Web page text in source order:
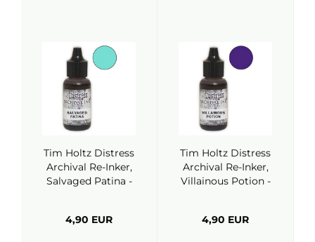
Tim Holtz Distress
Archival Re-Inker,
Salvaged Patina -
4,90 EUR
Tim Holtz Distress
Archival Re-Inker,
Villainous Potion -
4,90 EUR